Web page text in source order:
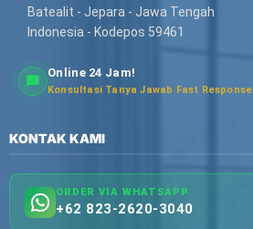
Batealit - Jepara - Jawa Tengah
Indonesia - Kodepos 59461
Online 24 Jam!
Konsultasi Tanya Jawab Fast Response
KONTAK KAMI
ORDER VIA WHATSAPP
+62 823-2620-3040